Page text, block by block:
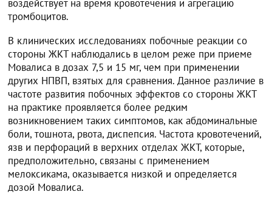
воздействует на время кровотечения и агрегацию
тромбоцитов.
В клинических исследованиях побочные реакции со
стороны ЖКТ наблюдались в целом реже при приеме
Мовалиса в дозах 7,5 и 15 мг, чем при применении
других НПВП, взятых для сравнения. Данное различие в
частоте развития побочных эффектов со стороны ЖКТ
на практике проявляется более редким
возникновением таких симптомов, как абдоминальные
боли, тошнота, рвота, диспепсия. Частота кровотечений,
язв и перфораций в верхних отделах ЖКТ, которые,
предположительно, связаны с применением
мелоксикама, оказывается низкой и определяется
дозой Мовалиса.